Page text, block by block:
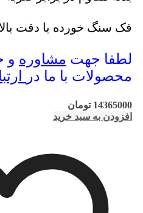
فک سنگ خورده با دقت بالا
لطفا جهت مشاوره و
محصولات با ما در
14365000 تومان
افزودن به سبد خرید